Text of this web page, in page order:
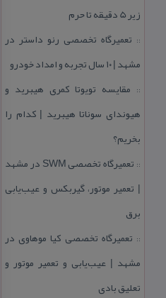
زیر 5 دقیقه تا حرم
:: تعمیرگاه تخصصی رنو داستر در
مشهد | ۱۰ سال تجربه و امداد خودرو
:: مقایسه تویوتا كمری هیبرید و
هیوندای سوناتا هیبرید | كدام را
بخریم؟
::
تعمیرگاه تخصصی SWM در مشهد
| تعمیر موتور، گیربكس و عیب‌یابی
برق
:: تعمیرگاه تخصصی كیا موهاوی در
مشهد | عیب‌یابی و تعمیر موتور و
تعلیق بادی